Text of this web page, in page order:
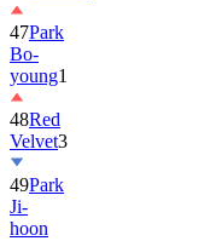
47Park
Bo-
young1
48Red
Velvet3
49Park
Ji-
hoon